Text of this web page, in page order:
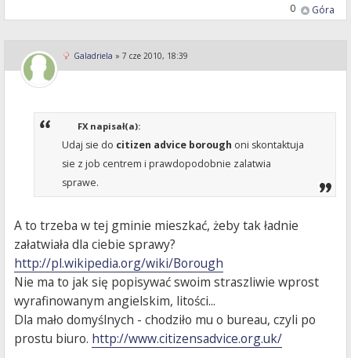
Góra
0
Galadriela » 7 cze 2010, 18:39
FX napisał(a):
Udaj sie do citizen advice borough oni skontaktuja
sie z job centrem i prawdopodobnie zalatwia
sprawe.
A to trzeba w tej gminie mieszkać, żeby tak ładnie
załatwiała dla ciebie sprawy?
http://pl.wikipedia.org/wiki/Borough
Nie ma to jak się popisywać swoim straszliwie wprost
wyrafinowanym angielskim, litości...
Dla mało domyślnych - chodziło mu o bureau, czyli po
prostu biuro. http://www.citizensadvice.org.uk/